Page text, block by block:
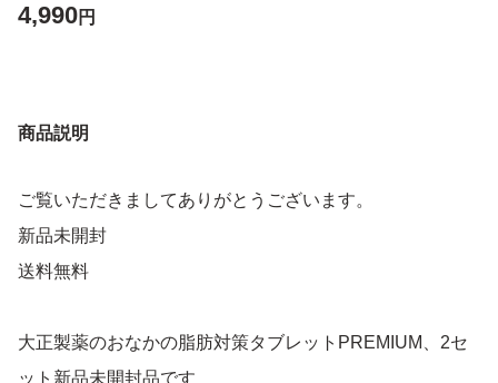
4,990円
商品説明
ご覧いただきましてありがとうございます。
新品未開封
送料無料
大正製薬のおなかの脂肪対策タブレットPREMIUM、2セ
ット新品未開封品です